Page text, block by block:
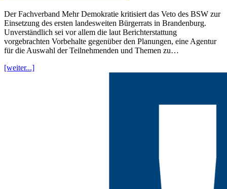
Der Fachverband Mehr Demokratie kritisiert das Veto des BSW zur
Einsetzung des ersten landesweiten Bürgerrats in Brandenburg.
Unverständlich sei vor allem die laut Berichterstattung
vorgebrachten Vorbehalte gegenüber den Planungen, eine Agentur
für die Auswahl der Teilnehmenden und Themen zu…
[weiter...]